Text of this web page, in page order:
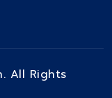
All Rights